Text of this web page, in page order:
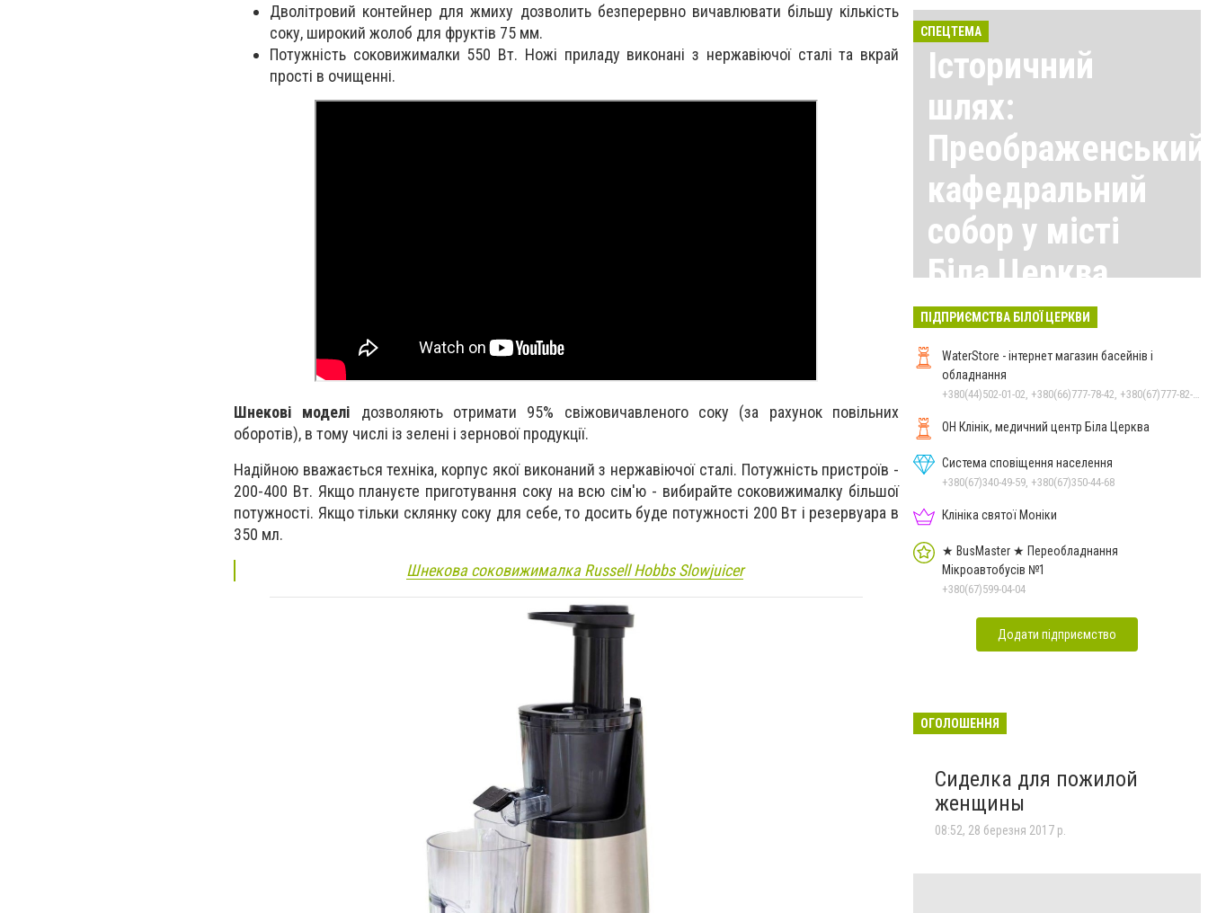
Дволітровий контейнер для жмиху дозволить безперервно вичавлювати більшу кількість
соку, широкий жолоб для фруктів 75 мм.
Потужність соковижималки 550 Вт. Ножі приладу виконані з нержавіючої сталі та вкрай
прості в очищенні.
Шнекові моделі дозволяють отримати 95% свіжовичавленого соку (за рахунок повільних
оборотів), в тому числі із зелені і зернової продукції.
Надійною вважається техніка, корпус якої виконаний з нержавіючої сталі. Потужність пристроїв -
200-400 Вт. Якщо плануєте приготування соку на всю сім'ю - вибирайте соковижималку більшої
потужності. Якщо тільки склянку соку для себе, то досить буде потужності 200 Вт і резервуара в
350 мл.
Шнекова соковижималка Russell Hobbs Slowjuicer
СПЕЦТЕМА
Історичний
шлях:
Преображенський
кафедральний
собор у місті
Біла Церква
Всі матеріали тут
ПІДПРИЄМСТВА БІЛОЇ ЦЕРКВИ
WaterStore - інтернет магазин басейнів і
обладнання
ОН Клінік, медичний центр Біла Церква
Система сповіщення населення
+380(67)340-49-59, +380(67)350-44-68
Клініка святої Моніки
★ BusMaster ★ Переобладнання
Мікроавтобусів №1
+380(67)599-04-04
Додати підприємство
ОГОЛОШЕННЯ
Сиделка для пожилой
женщины
08:52, 28 березня 2017 р.